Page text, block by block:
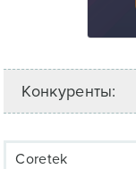
Конкуренты:
Coretek